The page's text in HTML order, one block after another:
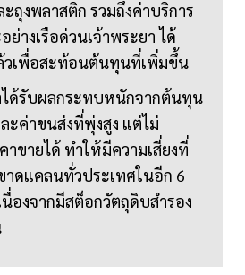
ถุงพลาสติก รวมถึงค่าบริการ
ย่างเรือด่วนเจ้าพระยา ได้
วเพื่อสะท้อนต้นทุนที่เพิ่มขึ้น
ได้รับผลกระทบหนักจากต้นทุน
ะค่าขนส่งที่พุ่งสูง แต่ไม่
าขายได้ ทำให้มีความเสี่ยงที่
าดแคลนทั่วประเทศในอีก 6
องจากมีสต็อกวัตถุดิบสำรอง